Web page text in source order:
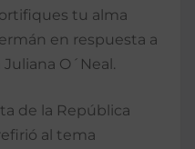
tu alma
en respuesta a
O´Neal.
de la República
al tema